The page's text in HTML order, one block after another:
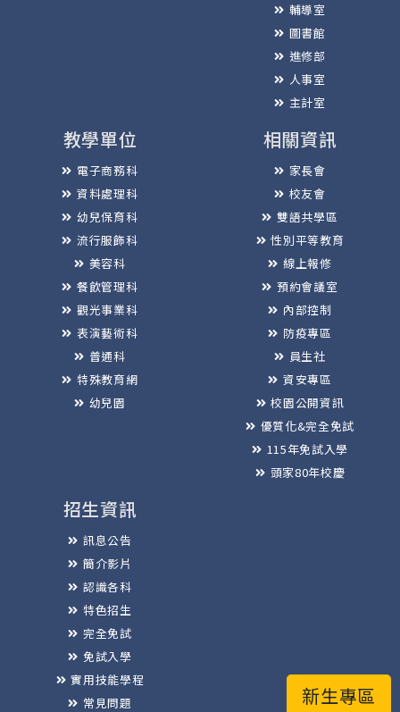
新生專區
輔導室
圖書館
進修部
人事室
主計室
教學單位
電子商務科
資料處理科
幼兒保育科
流行服飾科
美容科
餐飲管理科
觀光事業科
表演藝術科
普通科
特殊教育網
幼兒園
相關資訊
家長會
校友會
雙語共學區
性別平等教育
線上報修
預約會議室
內部控制
防疫專區
員生社
資安專區
校園公開資訊
優質化&完全免試
115年免試入學
頭家80年校慶
招生資訊
訊息公告
簡介影片
認識各科
特色招生
完全免試
免試入學
實用技能學程
常見問題